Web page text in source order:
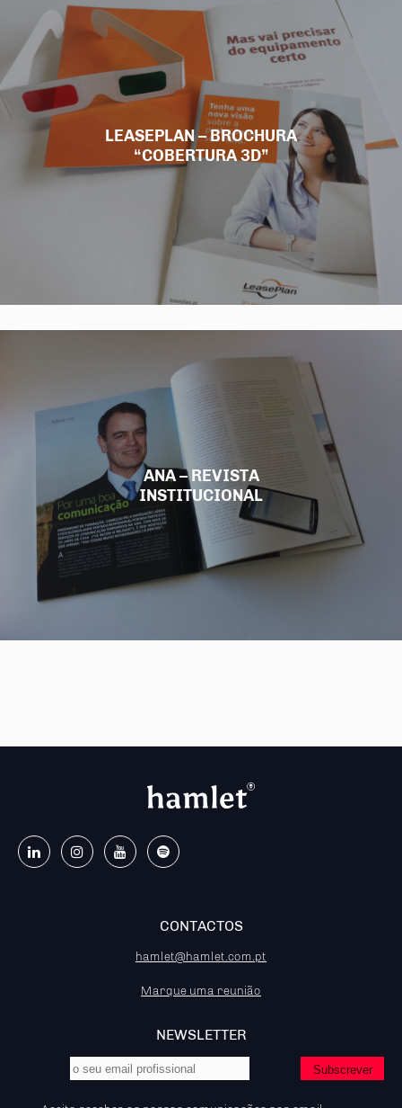
LEASEPLAN – BROCHURA
“COBERTURA 3D”
ANA – REVISTA
INSTITUCIONAL
CONTACTOS
hamlet@hamlet.com.pt
Marque uma reunião
NEWSLETTER